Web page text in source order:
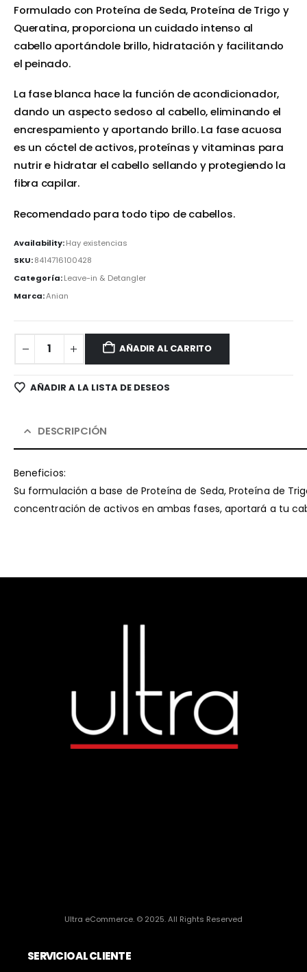
Formulado con Proteína de Seda, Proteína de Trigo y
Queratina, proporciona un cuidado intenso al
cabello aportándole brillo, hidratación y facilitando
el peinado.
La fase blanca hace la función de acondicionador,
dando un aspecto sedoso al cabello, eliminando el
encrespamiento y aportando brillo. La fase acuosa
es un cóctel de activos, proteínas y vitaminas para
nutrir e hidratar el cabello sellando y protegiendo la
fibra capilar.
Recomendado para todo tipo de cabellos.
Availability:Hay existencias
SKU:8414716100428
Categoría:Leave-in & Detangler
Marca:Anian
AÑADIR AL CARRITO
AÑADIR A LA LISTA DE DESEOS
DESCRIPCIÓN
Beneficios:
Su formulación a base de Proteína de Seda, Proteína de
concentración de activos en ambas fases, aportará a tu
Ultra eCommerce. © 2025. All Rights Reserved
SERVICIO AL CLIENTE